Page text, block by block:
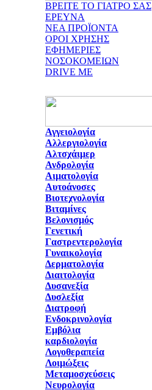
ΒΡΕΙΤΕ ΤΟ ΓΙΑΤΡΟ ΣΑΣ
ΕΡΕΥΝΑ
ΝΕΑ ΠΡΟΪΟΝΤΑ
ΟΡΟΙ ΧΡΗΣΗΣ
ΕΦΗΜΕΡΙΕΣ
ΝΟΣΟΚΟΜΕΙΩΝ
DRIVE ME
Αγγειολογία
Αλλεργιολογία
Αλτσχάιμερ
Ανδρολογία
Αιματολογία
Αυτοάνοσες
Βιοτεχνολογία
Βιταμίνες
Βελονισμός
Γενετική
Γαστρεντερολογία
Γυναικολογία
Δερματολογία
Διαιτολογία
Δυσανεξία
Δυσλεξία
Διατροφή
Ενδοκρινολογία
Εμβόλια
καρδιολογία
Λογοθεραπεία
Λοιμώξεις
Μεταμοσχεύσεις
Νευρολογία